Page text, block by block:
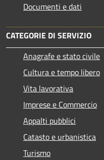
Documenti e dati
CATEGORIE DI SERVIZIO
Anagrafe e stato civile
Cultura e tempo libero
Vita lavorativa
Imprese e Commercio
Appalti pubblici
Catasto e urbanistica
Turismo